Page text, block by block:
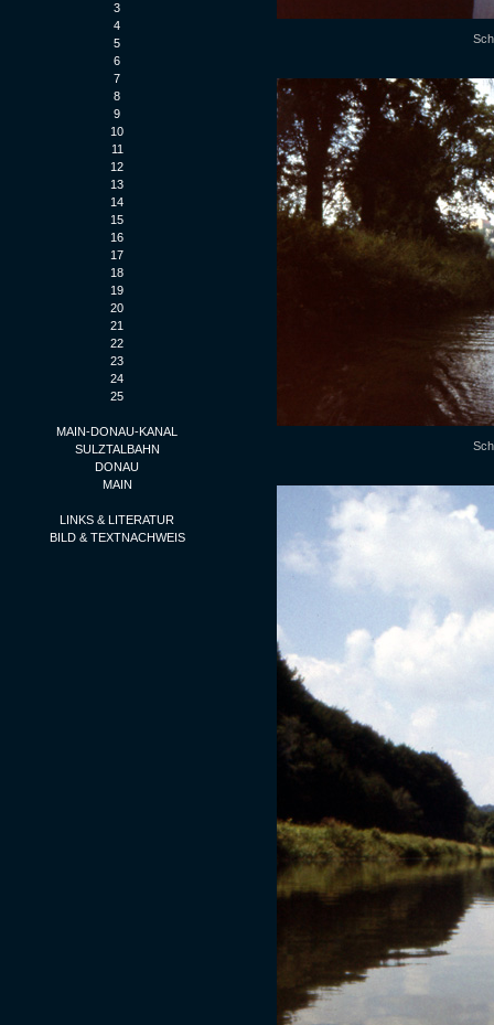
3
4
5
6
7
8
9
10
11
12
13
14
15
16
17
18
19
20
21
22
23
24
25
MAIN-DONAU-KANAL
SULZTALBAHN
DONAU
MAIN
LINKS & LITERATUR
BILD & TEXTNACHWEIS